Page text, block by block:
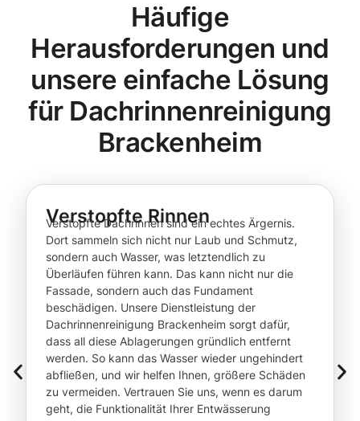
Häufige
Herausforderungen und
unsere einfache Lösung
für Dachrinnenreinigung
Brackenheim
Verstopfte Rinnen
Verstopfte Dachrinnen sind ein echtes Ärgernis.
Dort sammeln sich nicht nur Laub und Schmutz,
sondern auch Wasser, was letztendlich zu
Überläufen führen kann. Das kann nicht nur die
Fassade, sondern auch das Fundament
beschädigen. Unsere Dienstleistung der
Dachrinnenreinigung Brackenheim sorgt dafür,
dass all diese Ablagerungen gründlich entfernt
werden. So kann das Wasser wieder ungehindert
abfließen, und wir helfen Ihnen, größere Schäden
zu vermeiden. Vertrauen Sie uns, wenn es darum
geht, die Funktionalität Ihrer Entwässerung